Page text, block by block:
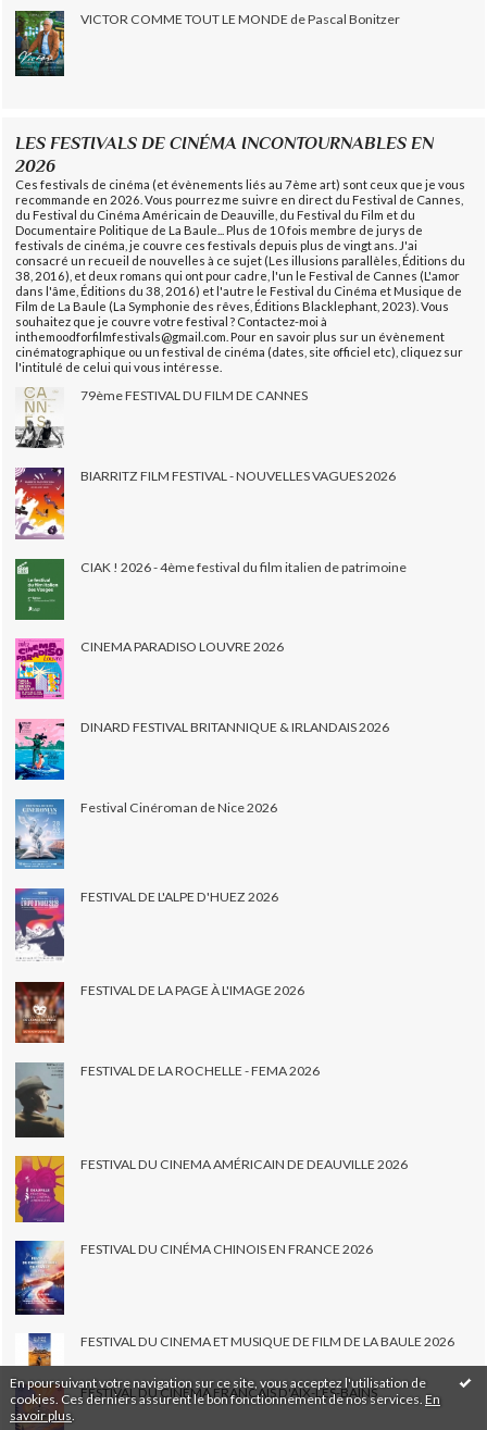
En poursuivant votre navigation sur ce site, vous acceptez l'utilisation de
cookies. Ces derniers assurent le bon fonctionnement de nos services. En
savoir plus
VICTOR COMME TOUT LE MONDE de Pascal Bonitzer
LES FESTIVALS DE CINÉMA INCONTOURNABLES EN
2026
Ces festivals de cinéma (et évènements liés au 7ème art) sont ceux que je vous
recommande en 2026. Vous pourrez me suivre en direct du Festival de Cannes,
du Festival du Cinéma Américain de Deauville, du Festival du Film et du
Documentaire Politique de La Baule... Plus de 10 fois membre de jurys de
festivals de cinéma, je couvre ces festivals depuis plus de vingt ans. J'ai
consacré un recueil de nouvelles à ce sujet (Les illusions parallèles, Éditions du
38, 2016), et deux romans qui ont pour cadre, l'un le Festival de Cannes (L'amor
dans l'âme, Éditions du 38, 2016) et l'autre le Festival du Cinéma et Musique de
Film de La Baule (La Symphonie des rêves, Éditions Blacklephant, 2023). Vous
souhaitez que je couvre votre festival ? Contactez-moi à
inthemoodforfilmfestivals@gmail.com. Pour en savoir plus sur un évènement
cinématographique ou un festival de cinéma (dates, site officiel etc), cliquez sur
l'intitulé de celui qui vous intéresse.
79ème FESTIVAL DU FILM DE CANNES
BIARRITZ FILM FESTIVAL - NOUVELLES VAGUES 2026
CIAK ! 2026 - 4ème festival du film italien de patrimoine
CINEMA PARADISO LOUVRE 2026
DINARD FESTIVAL BRITANNIQUE & IRLANDAIS 2026
Festival Cinéroman de Nice 2026
FESTIVAL DE L'ALPE D'HUEZ 2026
FESTIVAL DE LA PAGE À L'IMAGE 2026
FESTIVAL DE LA ROCHELLE - FEMA 2026
FESTIVAL DU CINEMA AMÉRICAIN DE DEAUVILLE 2026
FESTIVAL DU CINÉMA CHINOIS EN FRANCE 2026
FESTIVAL DU CINEMA ET MUSIQUE DE FILM DE LA BAULE 2026
FESTIVAL DU CINÉMA FRANÇAIS D'AIX-LES-BAINS